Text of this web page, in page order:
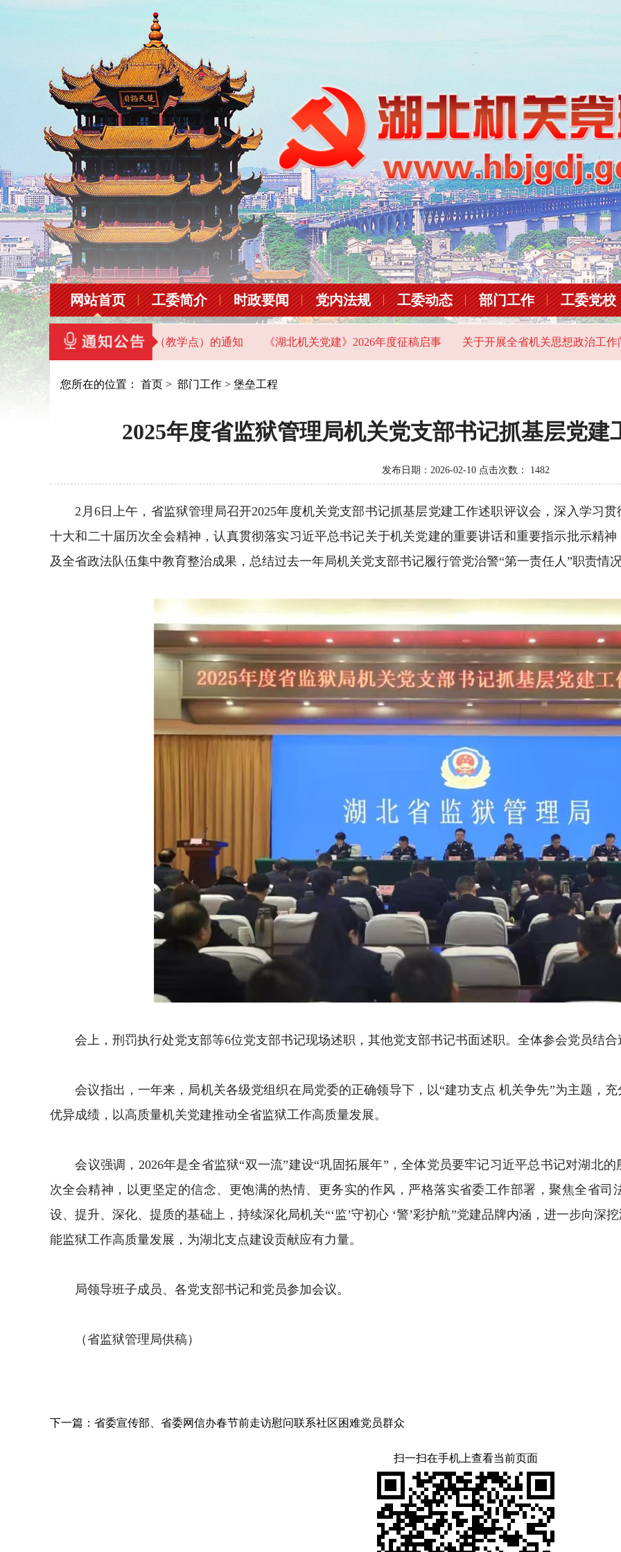
网站首页 工委简介 时政要闻 党内法规 工委动态 部门工作 工委党校
机关党员干部教育基地（教学点）的通知 《湖北机关党建》2026年度征稿启事 关于开展全省机关思想政治工作问卷
您所在的位置： 首页 > 部门工作 > 堡垒工程
2025年度省监狱管理局机关党支部书记抓基层党建
发布日期：2026-02-10 点击次数： 1482
2月6日上午，省监狱管理局召开2025年度机关党支部书记抓基层党建工作述职评议会，深入学习
十大和二十届历次全会精神，认真贯彻落实习近平总书记关于机关党建的重要讲话和重要指示批示精
及全省政法队伍集中教育整治成果，总结过去一年局机关党支部书记履行管党治警“第一责任人”职责情
会上，刑罚执行处党支部等6位党支部书记现场述职，其他党支部书记书面述职。全体参会党员结合
会议指出，一年来，局机关各级党组织在局党委的正确领导下，以“建功支点 机关争先”为主题，
优异成绩，以高质量机关党建推动全省监狱工作高质量发展。
会议强调，2026年是全省监狱“双一流”建设“巩固拓展年”，全体党员要牢记习近平总书记对湖北
次全会精神，以更坚定的信念、更饱满的热情、更务实的作风，严格落实省委工作部署，聚焦全省
设、提升、深化、提质的基础上，持续深化局机关“‘监’守初心 ‘警’彩护航”党建品牌内涵，进一步向深
能监狱工作高质量发展，为湖北支点建设贡献应有力量。
局领导班子成员、各党支部书记和党员参加会议。
（省监狱管理局供稿）
下一篇：省委宣传部、省委网信办春节前走访慰问联系社区困难党员群众
扫一扫在手机上查看当前页面